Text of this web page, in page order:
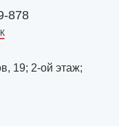
878
19; 2-ой этаж;